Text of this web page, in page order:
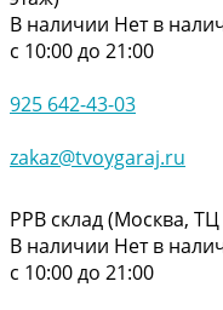
В наличии Нет в
с 10:00 до 21:00
925 642-43-03
zakaz@tvoygaraj.ru
РРВ склад (Москва,
В наличии Нет в
с 10:00 до 21:00